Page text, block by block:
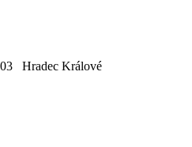
13 - 16 hodin
03 Hradec Králové